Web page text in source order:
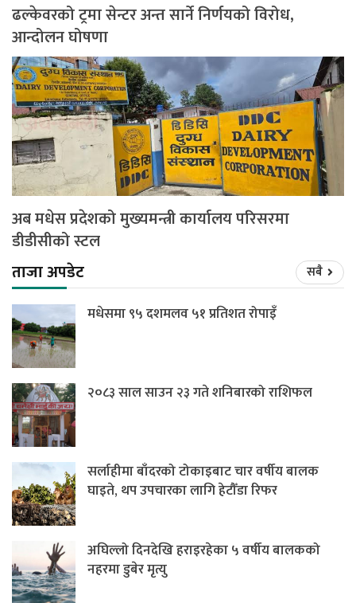
ढल्केवरको ट्रमा सेन्टर अन्त सार्ने निर्णयको विरोध,
आन्दोलन घोषणा
अब मधेस प्रदेशको मुख्यमन्त्री कार्यालय परिसरमा
डीडीसीको स्टल
ताजा अपडेट
सबै
मधेसमा ९५ दशमलव ५१ प्रतिशत रोपाइँ
२०८३ साल साउन २३ गते शनिबारको राशिफल
सर्लाहीमा बाँदरको टोकाइबाट चार वर्षीय बालक
घाइते, थप उपचारका लागि हेटौँडा रिफर
अघिल्लो दिनदेखि हराइरहेका ५ वर्षीय बालकको
नहरमा डुबेर मृत्यु